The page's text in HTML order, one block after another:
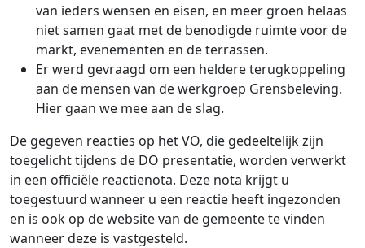
van ieders wensen en eisen, en meer groen helaas
niet samen gaat met de benodigde ruimte voor de
markt, evenementen en de terrassen.
Er werd gevraagd om een heldere terugkoppeling
aan de mensen van de werkgroep Grensbeleving.
Hier gaan we mee aan de slag.
De gegeven reacties op het VO, die gedeeltelijk zijn
toegelicht tijdens de DO presentatie, worden verwerkt
in een officiële reactienota. Deze nota krijgt u
toegestuurd wanneer u een reactie heeft ingezonden
en is ook op de website van de gemeente te vinden
wanneer deze is vastgesteld.